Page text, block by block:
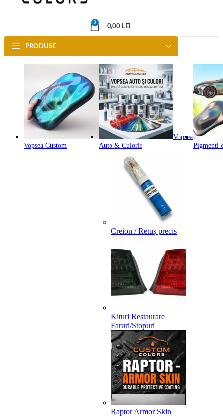
0
0,00 LEI
PRODUSE
Vopsea Custom
Vopsea
Auto & Culori
Creion / Retuș precis
Kituri Restaurare
Faruri/Stopuri
Raptor Armor Skin
Pigmenti